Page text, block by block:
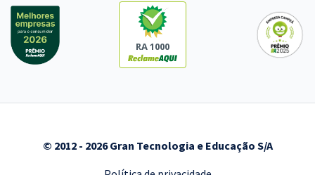
RA 1000
© 2012 - 2026 Gran Tecnologia e Educação S/A